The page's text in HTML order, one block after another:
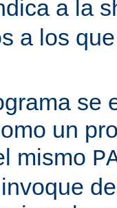
a la
a los
se
un
mismo